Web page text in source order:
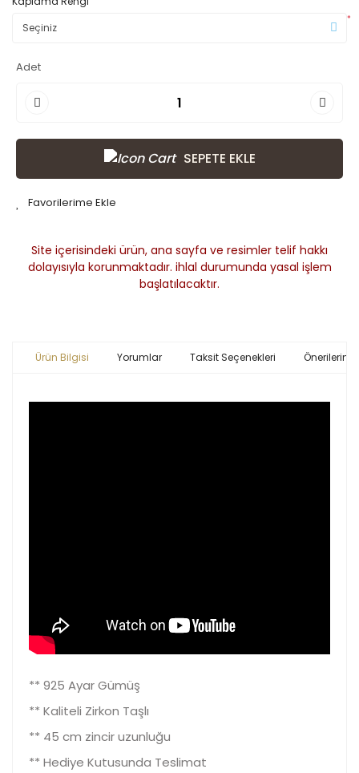
*
Adet
SEPETE EKLE
Site içerisindeki ürün, ana sayfa ve resimler telif hakkı
dolayısıyla korunmaktadır. ihlal durumunda yasal işlem
başlatılacaktır.
Ürün Bilgisi Yorumlar Taksit Seçenekleri Önerileriniz
** 925 Ayar Gümüş
** Kaliteli Zirkon Taşlı
** 45 cm zincir uzunluğu
** Hediye Kutusunda Teslimat